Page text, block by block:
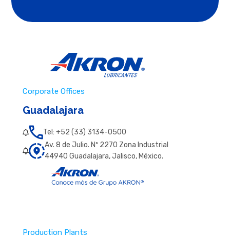
Corporate Offices
Guadalajara
Tel: +52 (33) 3134-0500
Av. 8 de Julio. Nº 2270 Zona Industrial
44940 Guadalajara, Jalisco, México.
Production Plants